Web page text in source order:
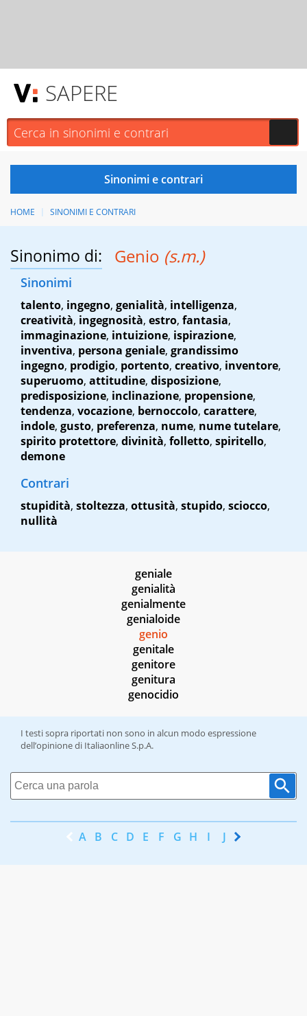
SAPERE
HOME SINONIMI E CONTRARI
Sinonimo di: Genio (s.m.)
Sinonimi
talento, ingegno, genialità, intelligenza,
creatività, ingegnosità, estro, fantasia,
immaginazione, intuizione, ispirazione,
inventiva, persona geniale, grandissimo
ingegno, prodigio, portento, creativo, inventore,
superuomo, attitudine, disposizione,
predisposizione, inclinazione, propensione,
tendenza, vocazione, bernoccolo, carattere,
indole, gusto, preferenza, nume, nume tutelare,
spirito protettore, divinità, folletto, spiritello,
demone
Contrari
stupidità, stoltezza, ottusità, stupido, sciocco,
nullità
geniale
genialità
genialmente
genialoide
genio
genitale
genitore
genitura
genocidio
I testi sopra riportati non sono in alcun modo espressione
dell’opinione di Italiaonline S.p.A.
A B C D E F G H I J K